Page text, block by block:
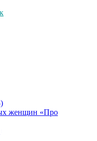
женщин «Про